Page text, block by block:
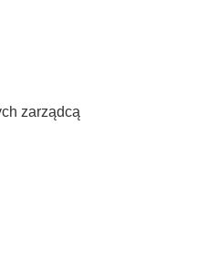
zarządcą